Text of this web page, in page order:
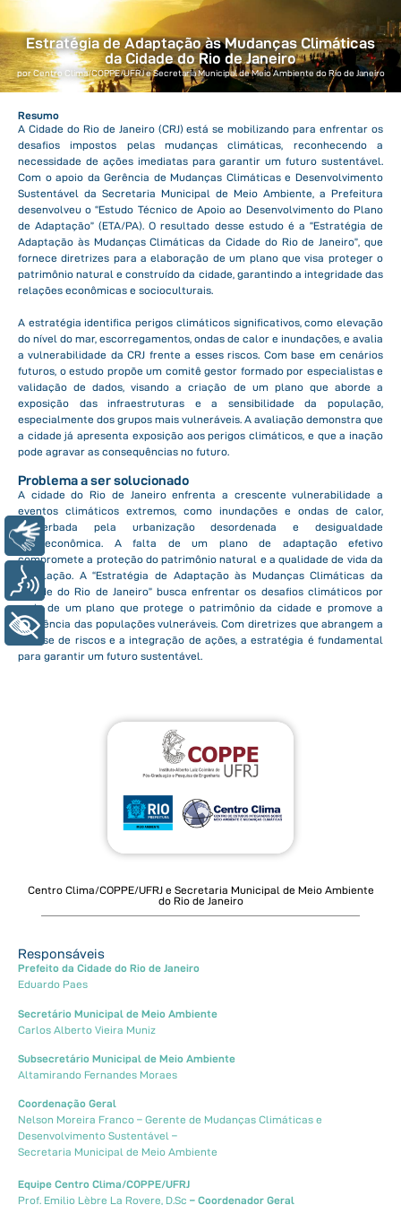
Estratégia de Adaptação às Mudanças Climáticas
da Cidade do Rio de Janeiro
por Centro Clima/COPPE/UFRJ e Secretaria Municipal de Meio Ambiente do Rio de Janeiro
Resumo
A Cidade do Rio de Janeiro (CRJ) está se mobilizando para enfrentar os
desafios impostos pelas mudanças climáticas, reconhecendo a
necessidade de ações imediatas para garantir um futuro sustentável.
Com o apoio da Gerência de Mudanças Climáticas e Desenvolvimento
Sustentável da Secretaria Municipal de Meio Ambiente, a Prefeitura
desenvolveu o “Estudo Técnico de Apoio ao Desenvolvimento do Plano
de Adaptação” (ETA/PA). O resultado desse estudo é a “Estratégia de
Adaptação às Mudanças Climáticas da Cidade do Rio de Janeiro”, que
fornece diretrizes para a elaboração de um plano que visa proteger o
patrimônio natural e construído da cidade, garantindo a integridade das
relações econômicas e socioculturais.
A estratégia identifica perigos climáticos significativos, como elevação
do nível do mar, escorregamentos, ondas de calor e inundações, e avalia
a vulnerabilidade da CRJ frente a esses riscos. Com base em cenários
futuros, o estudo propõe um comitê gestor formado por especialistas e
validação de dados, visando a criação de um plano que aborde a
exposição das infraestruturas e a sensibilidade da população,
especialmente dos grupos mais vulneráveis. A avaliação demonstra que
a cidade já apresenta exposição aos perigos climáticos, e que a inação
pode agravar as consequências no futuro.
Problema a ser solucionado
A cidade do Rio de Janeiro enfrenta a crescente vulnerabilidade a
eventos climáticos extremos, como inundações e ondas de calor,
exacerbada pela urbanização desordenada e desigualdade
socioeconômica. A falta de um plano de adaptação efetivo
compromete a proteção do patrimônio natural e a qualidade de vida da
população. A “Estratégia de Adaptação às Mudanças Climáticas da
Cidade do Rio de Janeiro” busca enfrentar os desafios climáticos por
meio de um plano que protege o patrimônio da cidade e promove a
resiliência das populações vulneráveis. Com diretrizes que abrangem a
análise de riscos e a integração de ações, a estratégia é fundamental
para garantir um futuro sustentável.
Centro Clima/COPPE/UFRJ e Secretaria Municipal de Meio Ambiente
do Rio de Janeiro
Responsáveis
Prefeito da Cidade do Rio de Janeiro
Eduardo Paes
Secretário Municipal de Meio Ambiente
Carlos Alberto Vieira Muniz
Subsecretário Municipal de Meio Ambiente
Altamirando Fernandes Moraes
Coordenação Geral
Nelson Moreira Franco – Gerente de Mudanças Climáticas e
Desenvolvimento Sustentável –
Secretaria Municipal de Meio Ambiente
Equipe Centro Clima/COPPE/UFRJ
Prof. Emilio Lèbre La Rovere, D.Sc – Coordenador Geral
Libras
Voz
+ Acessibilidade